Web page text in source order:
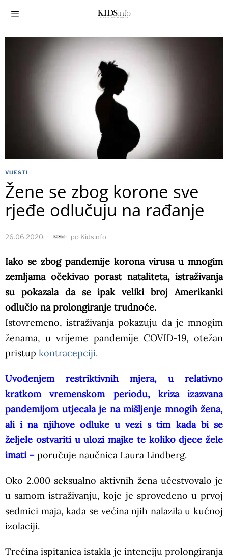
VIJESTI
Žene se zbog korone sve
rjeđe odlučuju na rađanje
26.06.2020. po Kidsinfo
Iako se zbog pandemije korona virusa u mnogim
zemljama očekivao porast nataliteta, istraživanja
su pokazala da se ipak veliki broj Amerikanki
odlučio na prolongiranje trudnoće.
Istovremeno, istraživanja pokazuju da je mnogim
ženama, u vrijeme pandemije COVID-19, otežan
pristup kontracepciji.
Uvođenjem restriktivnih mjera, u relativno
kratkom vremenskom periodu, kriza izazvana
pandemijom utjecala je na mišljenje mnogih žena,
ali i na njihove odluke u vezi s tim kada bi se
željele ostvariti u ulozi majke te koliko djece žele
imati – poručuje naučnica Laura Lindberg.
Oko 2.000 seksualno aktivnih žena učestvovalo je
u samom istraživanju, koje je sprovedeno u prvoj
sedmici maja, kada se većina njih nalazila u kućnoj
izolaciji.
Trećina ispitanica istakla je intenciju prolongiranja